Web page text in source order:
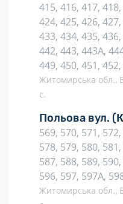
415, 416, 417,
424, 425, 426,
433, 434, 435,
442, 443, 443А,
449, 450, 451,
Житомирська обл.,
с.
Польова вул.
569, 570, 571,
578, 579, 580,
587, 588, 589,
596, 597, 597А,
Житомирська обл.,